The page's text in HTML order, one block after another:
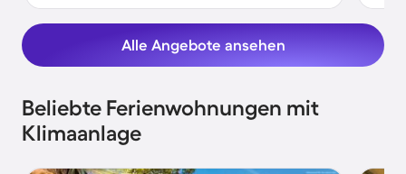
Alle Angebote ansehen
Beliebte Ferienwohnungen mit
Klimaanlage